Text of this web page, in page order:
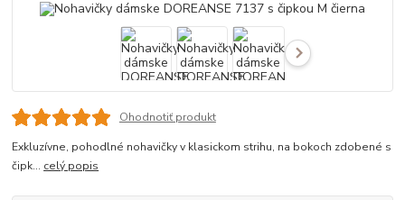
Ohodnotiť produkt
Exkluzívne, pohodlné nohavičky v klasickom strihu, na bokoch zdobené s
čipk... celý popis